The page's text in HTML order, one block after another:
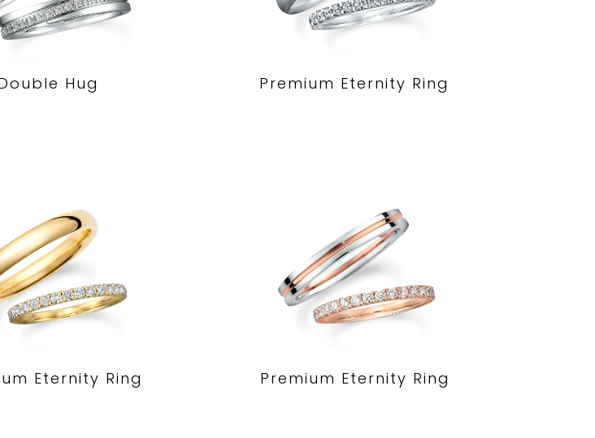
Hug Premium Eternity Ring
Eternity Ring Premium Eternity Ring